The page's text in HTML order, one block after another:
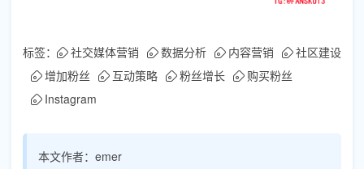
标签： 社交媒体营销 数据分析 内容营销
社区建设
增加粉丝
互动策略 粉丝增长
购买粉丝
Instagram
本文作者： emer